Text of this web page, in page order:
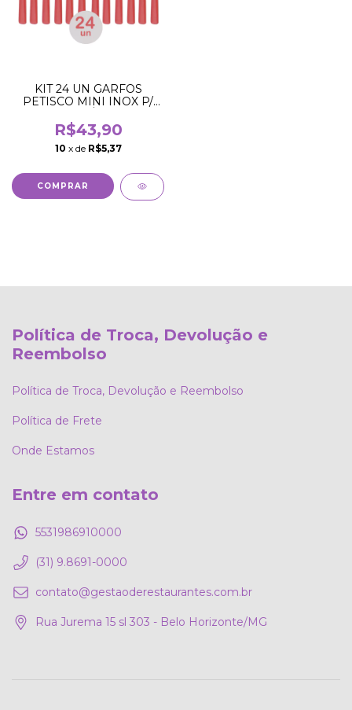
KIT 24 UN GARFOS
PETISCO MINI INOX P/
FRIOS
R$43,90
10 x de R$5,37
Política de Troca, Devolução e
Reembolso
Política de Troca, Devolução e Reembolso
Política de Frete
Onde Estamos
Entre em contato
5531986910000
(31) 9.8691-0000
contato@gestaoderestaurantes.com.br
Rua Jurema 15 sl 303 - Belo Horizonte/MG